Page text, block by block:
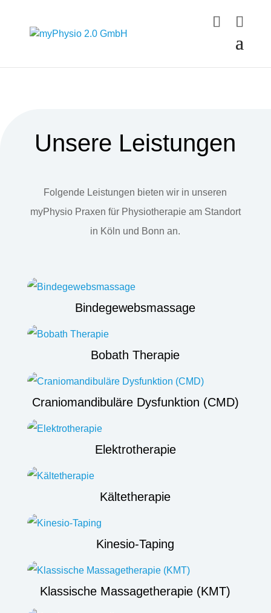
Unsere Leistungen
Folgende Leistungen bieten wir in unseren
myPhysio Praxen für Physiotherapie am Standort
in Köln und Bonn an.
Bindegewebsmassage
Bobath Therapie
Craniomandibuläre Dysfunktion (CMD)
Elektrotherapie
Kältetherapie
Kinesio-Taping
Klassische Massagetherapie (KMT)